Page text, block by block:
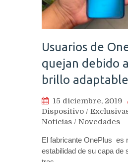
Usuarios de
quejan debido
brillo
15 diciembre, 2019
Dispositivo /
Noticias / Novedades
El fabricante OnePlus es
estabilidad de su capa de